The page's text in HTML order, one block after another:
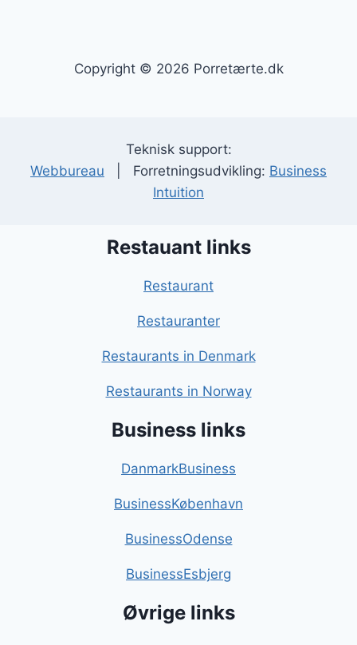
Copyright © 2026 Porretærte.dk
Teknisk support:
Webbureau | Forretningsudvikling: Business
Intuition
Restauant links
Restaurant
Restauranter
Restaurants in Denmark
Restaurants in Norway
Business links
DanmarkBusiness
BusinessKøbenhavn
BusinessOdense
BusinessEsbjerg
Øvrige links